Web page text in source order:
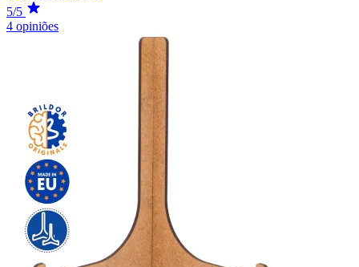
5/5
4 opiniões